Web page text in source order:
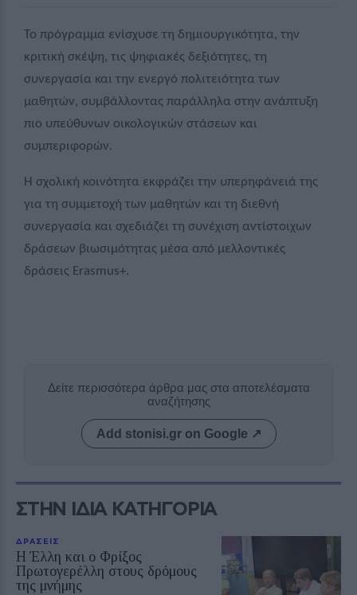
Το πρόγραμμα ενίσχυσε τη δημιουργικότητα, την
κριτική σκέψη, τις ψηφιακές δεξιότητες, τη
συνεργασία και την ενεργό πολιτειότητα των
μαθητών, συμβάλλοντας παράλληλα στην ανάπτυξη
πιο υπεύθυνων οικολογικών στάσεων και
συμπεριφορών.
Η σχολική κοινότητα εκφράζει την υπερηφάνειά της
για τη συμμετοχή των μαθητών και τη διεθνή
συνεργασία και σχεδιάζει τη συνέχιση αντίστοιχων
δράσεων βιωσιμότητας μέσα από μελλοντικές
δράσεις Erasmus+.
Δείτε περισσότερα άρθρα μας στα αποτελέσματα
αναζήτησης
Add stonisi.gr on Google ↗
ΣΤΗΝ ΙΔΙΑ ΚΑΤΗΓΟΡΙΑ
ΔΡΑΣΕΙΣ
Η Έλλη και ο Φρίξος
Πρωτογερέλλη στους δρόμους
της μνήμης